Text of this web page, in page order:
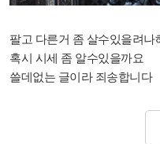
팔고 다른거 좀 살수있을려나
혹시 시세 좀 알수있을까요
쓸데없는 글이라 죄송합니다